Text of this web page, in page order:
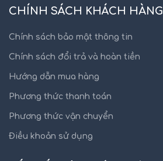
CHÍNH SÁCH KHÁCH HÀNG
Chính sách bảo mật thông tin
Chính sách đổi trả và hoàn tiền
Hướng dẫn mua hàng
Phương thức thanh toán
Phương thức vận chuyển
Điều khoản sử dụng